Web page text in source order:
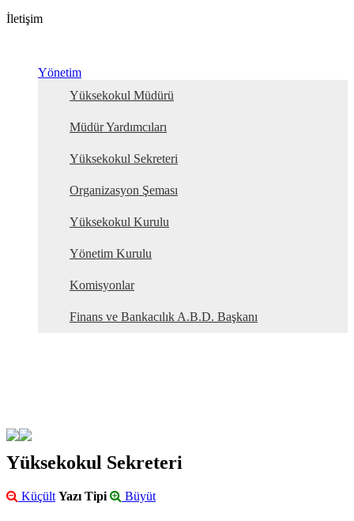
İletişim
Yönetim
Yüksekokul Müdürü
Müdür Yardımcıları
Yüksekokul Sekreteri
Organizasyon Şeması
Yüksekokul Kurulu
Yönetim Kurulu
Komisyonlar
Finans ve Bankacılık A.B.D. Başkanı
Yüksekokul Sekreteri
Küçült Yazı Tipi Büyüt